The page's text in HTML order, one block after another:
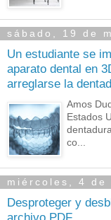
sábado, 19 de
Un estudiante se
aparato dental en
arreglarse la
Amos
Estados
co...
miércoles, 4 de
Desproteger y